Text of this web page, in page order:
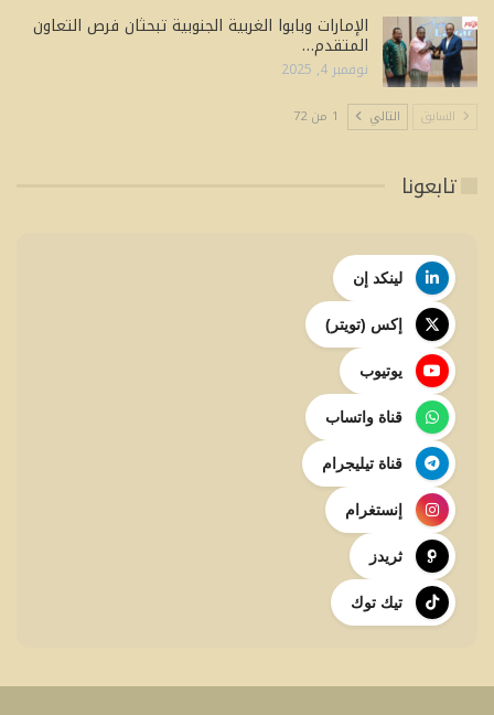
الإمارات وبابوا الغربية الجنوبية تبحثان فرص التعاون
المتقدم…
نوفمبر 4, 2025
السابق التالي 1 من 72
تابعونا
لينكد إن
إكس (تويتر)
يوتيوب
قناة واتساب
قناة تيليجرام
إنستغرام
ثريدز
تيك توك